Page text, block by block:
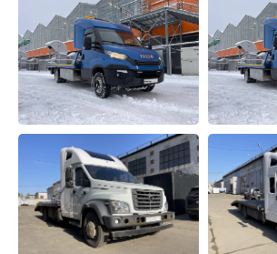
Почты:
info@fs-tuning.ru – общая
sales@fs-tuning.ru – отдел продаж
Телефон:
8 999 077 38 37
Режим работы:
с 8:00 до 20:00.
пн-пт: с 8:00 до 18:00